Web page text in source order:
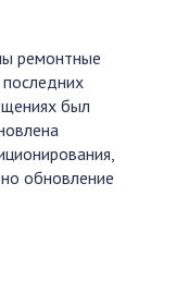
ремонтные
последних
был
обновление